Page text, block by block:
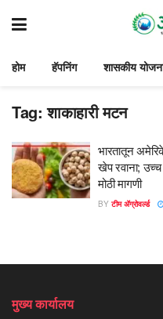
होम हॅपनिंग शासकीय
Tag:शाकाहारी मटन
भारतातून
खेप रवाना; उच्च
मोठी मागणी
BY टीम ॲग्रोवर्ल्ड
मुख्य कार्यालय